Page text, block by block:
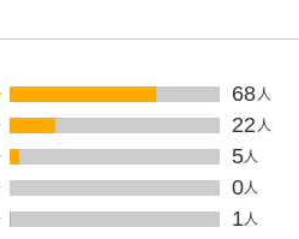
68 人
22 人
5 人
0 人
1 人